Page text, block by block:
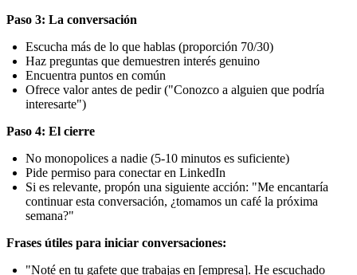
Paso 3: La conversación
Escucha más de lo que hablas (proporción 70/30)
Haz preguntas que demuestren interés genuino
Encuentra puntos en común
Ofrece valor antes de pedir ("Conozco a alguien que podría
interesarte")
Paso 4: El cierre
No monopolices a nadie (5-10 minutos es suficiente)
Pide permiso para conectar en LinkedIn
Si es relevante, propón una siguiente acción: "Me encantaría
continuar esta conversación, ¿tomamos un café la próxima
semana?"
Frases útiles para iniciar conversaciones:
"Noté en tu gafete que trabajas en [empresa]. He escuchado